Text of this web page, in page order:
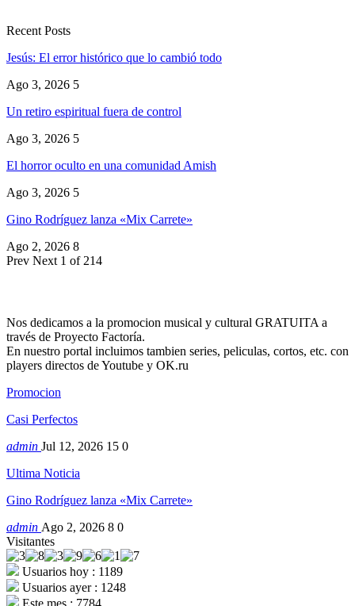
Recent Posts
Jesús: El error histórico que lo cambió todo
Ago 3, 2026 5
Un retiro espiritual fuera de control
Ago 3, 2026 5
El horror oculto en una comunidad Amish
Ago 3, 2026 5
Gino Rodríguez lanza «Mix Carrete»
Ago 2, 2026 8
Prev Next 1 of 214
Nos dedicamos a la promocion musical y cultural GRATUITA a
través de Proyecto Factoría.
En nuestro portal incluimos tambien series, peliculas, cortos, etc. con
players directos de Youtube y OK.ru
Promocion
Casi Perfectos
admin Jul 12, 2026 15 0
Ultima Noticia
Gino Rodríguez lanza «Mix Carrete»
admin Ago 2, 2026 8 0
Visitantes
Usuarios hoy : 1189
Usuarios ayer : 1248